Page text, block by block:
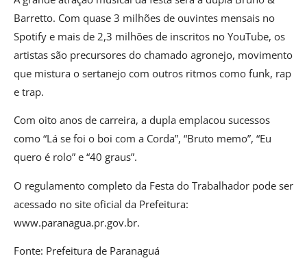
Barretto. Com quase 3 milhões de ouvintes mensais no
Spotify e mais de 2,3 milhões de inscritos no YouTube, os
artistas são precursores do chamado agronejo, movimento
que mistura o sertanejo com outros ritmos como funk, rap
e trap.
Com oito anos de carreira, a dupla emplacou sucessos
como “Lá se foi o boi com a Corda”, “Bruto memo”, “Eu
quero é rolo” e “40 graus”.
O regulamento completo da Festa do Trabalhador pode ser
acessado no site oficial da Prefeitura:
www.paranagua.pr.gov.br.
Fonte: Prefeitura de Paranaguá